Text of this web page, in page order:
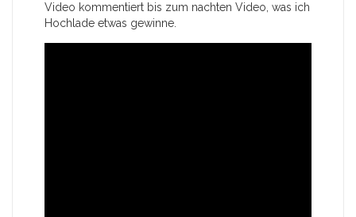
Video kommentiert bis zum nachten Video, was ich
Hochlade etwas gewinne.